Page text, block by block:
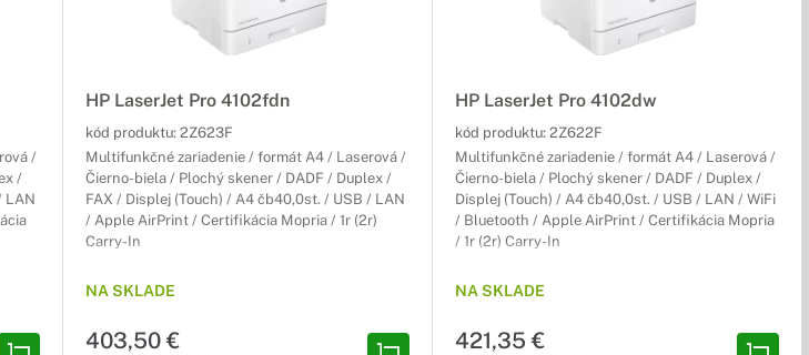
/
/
LAN
HP LaserJet Pro 4102fdn
kód produktu: 2Z623F
Multifunkčné zariadenie / formát A4 / Laserová /
Čierno-biela / Plochý skener / DADF / Duplex /
FAX / Displej (Touch) / A4 čb40,0st. / USB / LAN
/ Apple AirPrint / Certifikácia Mopria / 1r (2r)
Carry-In
NA SKLADE
403,50 €
HP LaserJet Pro 4102dw
kód produktu: 2Z622F
Multifunkčné zariadenie / formát A4 / Laserová /
Čierno-biela / Plochý skener / DADF / Duplex /
Displej (Touch) / A4 čb40,0st. / USB / LAN / WiFi
/ Bluetooth / Apple AirPrint / Certifikácia Mopria
/ 1r (2r) Carry-In
NA SKLADE
421,35 €